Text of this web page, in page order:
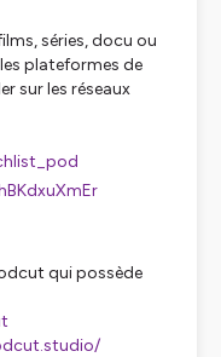
séries, docu ou
plateformes de
sur les réseaux
qui possède